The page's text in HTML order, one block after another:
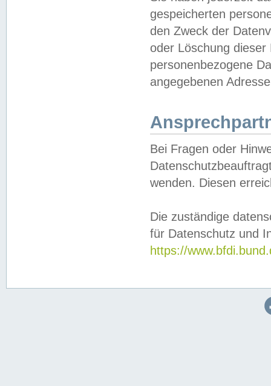
gespeicherten
den Zweck der
oder Löschung
personenbezogene
angegebenen
Bei Fragen oder
wenden. Diesen
Die zuständige
für Datenschutz und
https://